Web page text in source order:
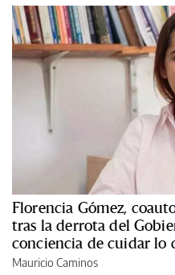
Florencia Gómez,
tras la derrota del
conciencia de cuidar lo
Mauricio Caminos